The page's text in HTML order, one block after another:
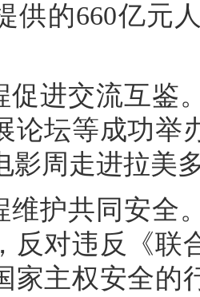
供的660亿元
促进交流互鉴
论坛等成功举
影周走进拉美
维护共同安全
反对违反《联
家主权安全的